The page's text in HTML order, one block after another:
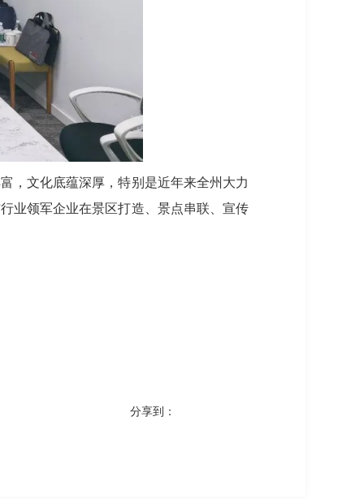
，文化底蕴深厚，特别是近年来全州大力
业领军企业在景区打造、景点串联、宣传
分享到：